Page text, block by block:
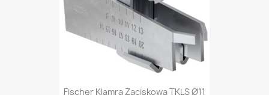
Fischer Klamra Zaciskowa TKLS Ø11